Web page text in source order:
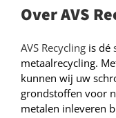
Over AVS
AVS Recycling is dé
metaalrecycling.
kunnen wij uw
grondstoffen voor
metalen inleveren